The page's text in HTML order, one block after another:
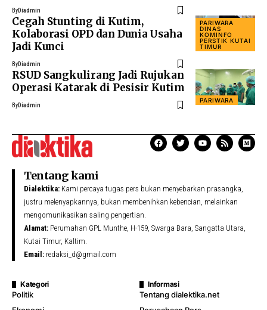
ByDiadmin
PARIWARA
DINAS
KOMINFO
PERSTIK KUTAI
TIMUR
Cegah Stunting di Kutim,
Kolaborasi OPD dan Dunia Usaha
Jadi Kunci
ByDiadmin
PARIWARA
RSUD Sangkulirang Jadi Rujukan
Operasi Katarak di Pesisir Kutim
ByDiadmin
Tentang kami
Dialektika: Kami percaya tugas pers bukan menyebarkan prasangka,
justru melenyapkannya, bukan membenihkan kebencian, melainkan
mengomunikasikan saling pengertian.
Alamat: Perumahan GPL Munthe, H-159, Swarga Bara, Sangatta Utara,
Kutai Timur, Kaltim.
Email: redaksi_d@gmail.com
Kategori
Politik
Informasi
Tentang dialektika.net